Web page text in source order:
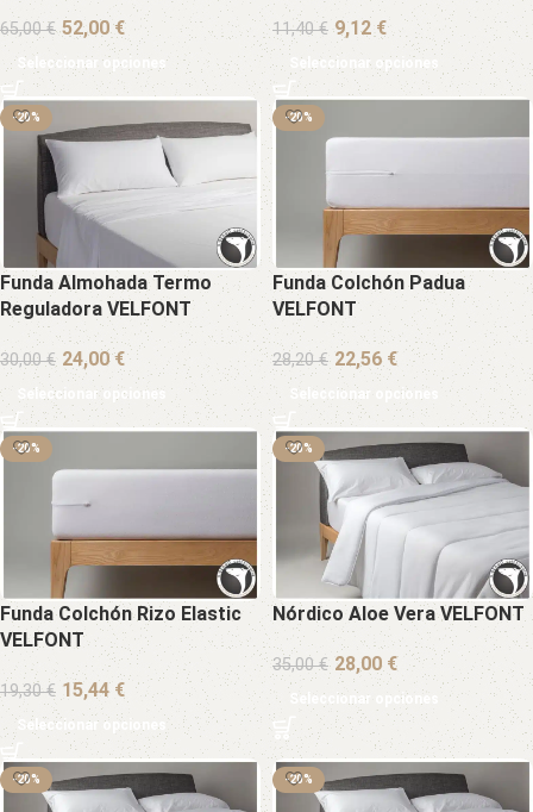
65,00€ €
Seleccionar opciones
11,40€ €
Seleccionar opciones
-20%
Funda Almohada Termo
Reguladora VELFONT
30,00€ €
Seleccionar opciones
-20%
Funda Colchón Padua
VELFONT
28,20€ €
Seleccionar opciones
-20%
Funda Colchón Rizo Elastic
VELFONT
19,30€ €
Seleccionar opciones
-20%
Nórdico Aloe Vera VELFONT
35,00€ €
Seleccionar opciones
-20% -20%